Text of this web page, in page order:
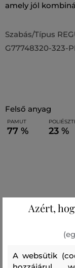
amely jól
Szabás/Típus
G77748320-323-
felső anyag
PAMUT
77 % 23 %
Azért,
A websütik